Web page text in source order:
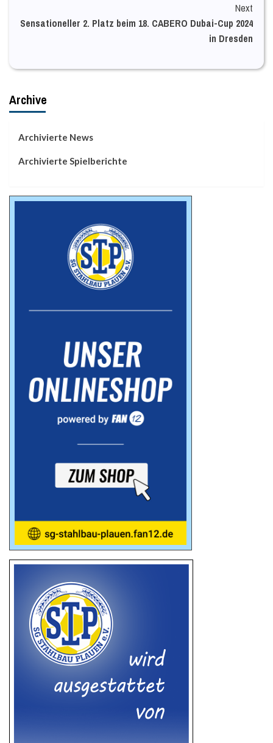
Reading
Next
Sensationeller 2. Platz beim 18. CABERO Dubai-Cup 2024
in Dresden
Archive
Archivierte News
Archivierte Spielberichte